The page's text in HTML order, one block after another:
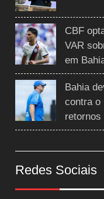
CBF
VAR
em
Bahia
contra o
retornos
Redes Sociais